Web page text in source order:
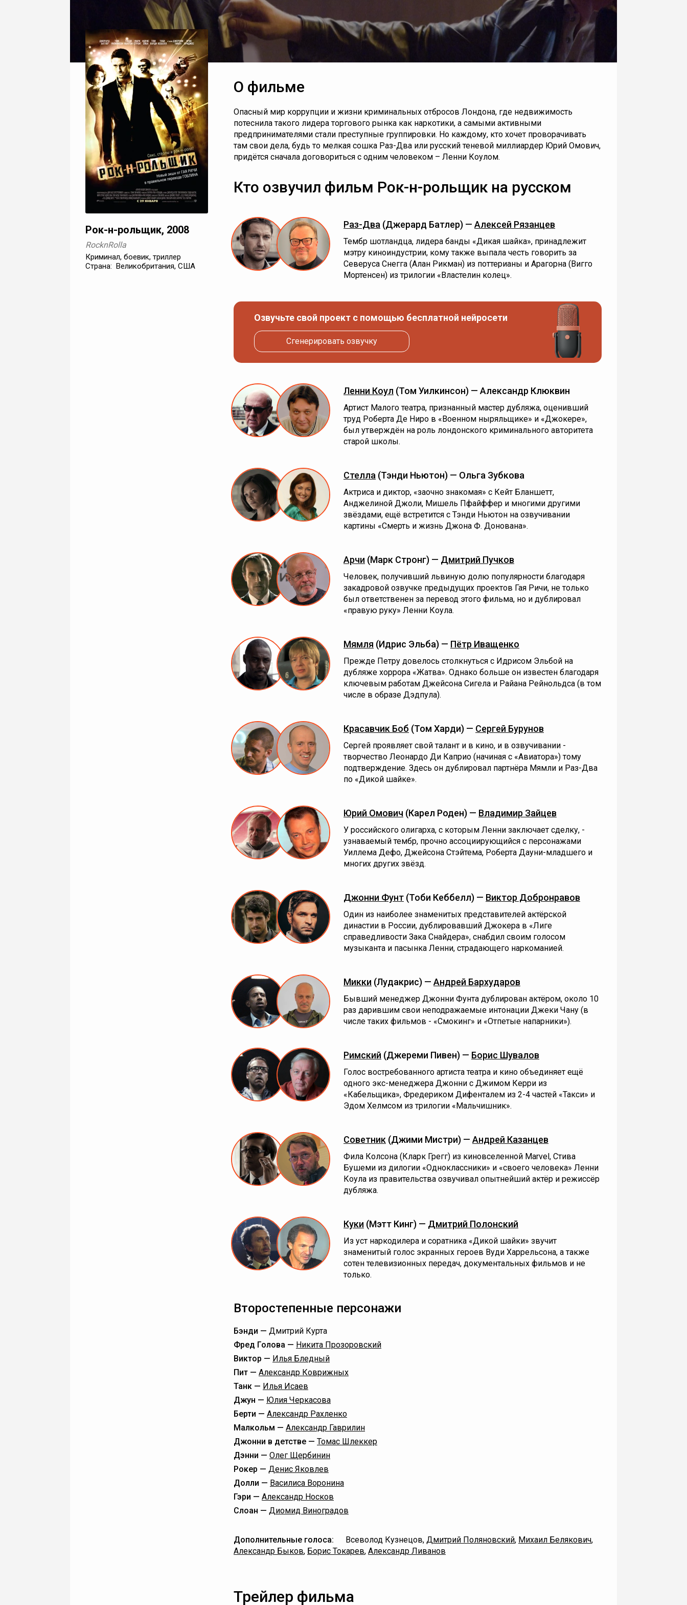
Рок-н-рольщик, 2008
RocknRolla
Криминал, боевик, триллер
Страна: Великобритания, США
О фильме
Опасный мир коррупции и жизни криминальных отбросов Лондона, где недвижимость
потеснила такого лидера торгового рынка как наркотики, а самыми активными
предпринимателями стали преступные группировки. Но каждому, кто хочет проворачивать
там свои дела, будь то мелкая сошка Раз-Два или русский теневой миллиардер Юрий Омович,
придётся сначала договориться с одним человеком – Ленни Коулом.
Кто озвучил фильм Рок-н-рольщик на русском
Раз-Два (Джерард Батлер) — Алексей Рязанцев
Тембр шотландца, лидера банды «Дикая шайка», принадлежит
мэтру киноиндустрии, кому также выпала честь говорить за
Северуса Снегга (Алан Рикман) из поттерианы и Арагорна (Вигго
Мортенсен) из трилогии «Властелин колец».
Озвучьте свой проект с помощью бесплатной нейросети
Сгенерировать озвучку
Ленни Коул (Том Уилкинсон) — Александр Клюквин
Артист Малого театра, признанный мастер дубляжа, оценивший
труд Роберта Де Ниро в «Военном ныряльщике» и «Джокере»,
был утверждён на роль лондонского криминального авторитета
старой школы.
Стелла (Тэнди Ньютон) — Ольга Зубкова
Актриса и диктор, «заочно знакомая» с Кейт Бланшетт,
Анджелиной Джоли, Мишель Пфайффер и многими другими
звёздами, ещё встретится с Тэнди Ньютон на озвучивании
картины «Смерть и жизнь Джона Ф. Донована».
Арчи (Марк Стронг) — Дмитрий Пучков
Человек, получивший львиную долю популярности благодаря
закадровой озвучке предыдущих проектов Гая Ричи, не только
был ответственен за перевод этого фильма, но и дублировал
«правую руку» Ленни Коула.
Мямля (Идрис Эльба) — Пётр Иващенко
Прежде Петру довелось столкнуться с Идрисом Эльбой на
дубляже хоррора «Жатва». Однако больше он известен благодаря
ключевым работам Джейсона Сигела и Райана Рейнольдса (в том
числе в образе Дэдпула).
Красавчик Боб (Том Харди) — Сергей Бурунов
Сергей проявляет свой талант и в кино, и в озвучивании -
творчество Леонардо Ди Каприо (начиная с «Авиатора») тому
подтверждение. Здесь он дублировал партнёра Мямли и Раз-Два
по «Дикой шайке».
Юрий Омович (Карел Роден) — Владимир Зайцев
У российского олигарха, с которым Ленни заключает сделку, -
узнаваемый тембр, прочно ассоциирующийся с персонажами
Уиллема Дефо, Джейсона Стэйтема, Роберта Дауни-младшего и
многих других звёзд.
Джонни Фунт (Тоби Кеббелл) — Виктор Добронравов
Один из наиболее знаменитых представителей актёрской
династии в России, дублировавший Джокера в «Лиге
справедливости Зака Снайдера», снабдил своим голосом
музыканта и пасынка Ленни, страдающего наркоманией.
Микки (Лудакрис) — Андрей Бархударов
Бывший менеджер Джонни Фунта дублирован актёром, около 10
раз дарившим свои неподражаемые интонации Джеки Чану (в
числе таких фильмов - «Смокинг» и «Отпетые напарники»).
Римский (Джереми Пивен) — Борис Шувалов
Голос востребованного артиста театра и кино объединяет ещё
одного экс-менеджера Джонни с Джимом Керри из
«Кабельщика», Фредериком Дифенталем из 2-4 частей «Такси» и
Эдом Хелмсом из трилогии «Мальчишник».
Советник (Джими Мистри) — Андрей Казанцев
Фила Колсона (Кларк Грегг) из киновселенной Marvel, Стива
Бушеми из дилогии «Одноклассники» и «своего человека» Ленни
Коула из правительства озвучивал опытнейший актёр и режиссёр
дубляжа.
Куки (Мэтт Кинг) — Дмитрий Полонский
Из уст наркодилера и соратника «Дикой шайки» звучит
знаменитый голос экранных героев Вуди Харрельсона, а также
сотен телевизионных передач, документальных фильмов и не
только.
Второстепенные персонажи
Бэнди — Дмитрий Курта
Фред Голова — Никита Прозоровский
Виктор — Илья Бледный
Пит — Александр Коврижных
Танк — Илья Исаев
Джун — Юлия Черкасова
Берти — Александр Рахленко
Малкольм — Александр Гаврилин
Джонни в детстве — Томас Шлеккер
Дэнни — Олег Щербинин
Рокер — Денис Яковлев
Долли — Василиса Воронина
Гэри — Александр Носков
Слоан — Диомид Виноградов
Дополнительные голоса: Всеволод Кузнецов, Дмитрий Поляновский, Михаил Белякович,
Александр Быков, Борис Токарев, Александр Ливанов
Трейлер фильма